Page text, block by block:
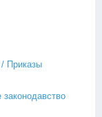
/ Приказы